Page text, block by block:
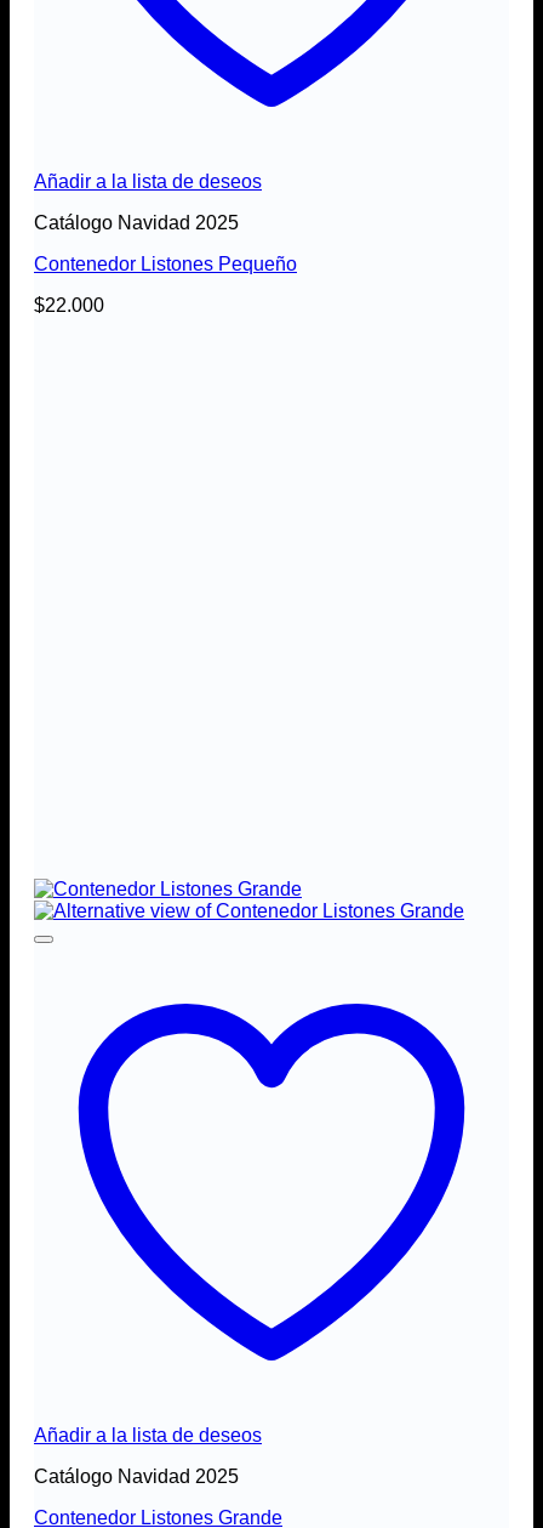
Añadir a la lista de deseos
Catálogo Navidad 2025
Contenedor Listones Pequeño
$22.000
Añadir a la lista de deseos
Catálogo Navidad 2025
Contenedor Listones Grande